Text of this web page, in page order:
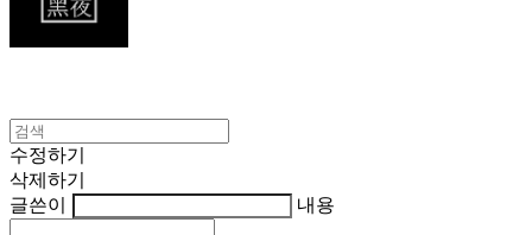
수정하기
삭제하기
글쓴이
내용